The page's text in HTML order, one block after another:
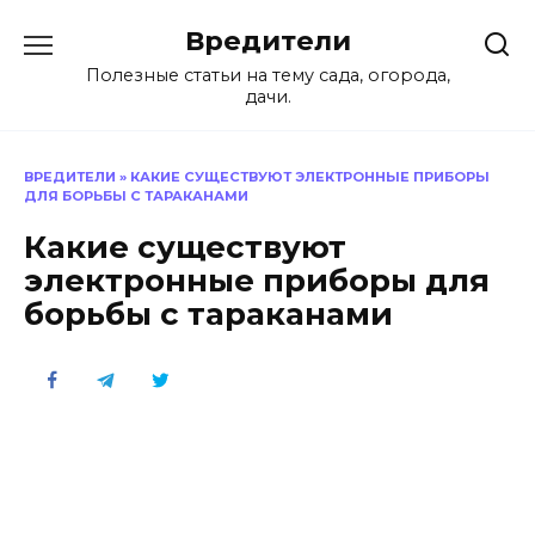
содержанию
Вредители
Полезные статьи на тему сада, огорода,
дачи.
ВРЕДИТЕЛИ » КАКИЕ СУЩЕСТВУЮТ ЭЛЕКТРОННЫЕ ПРИБОРЫ
ДЛЯ БОРЬБЫ С ТАРАКАНАМИ
Какие существуют
электронные приборы для
борьбы с тараканами